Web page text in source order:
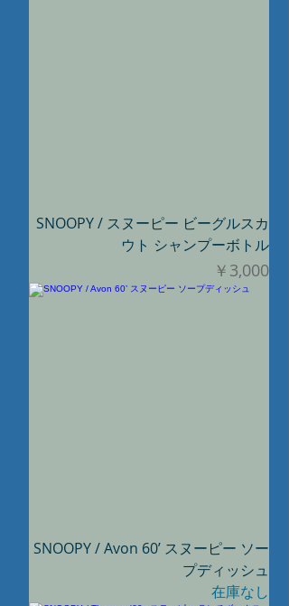
SNOOPY / スヌーピー ビーグルスカ
ウト シャンプーボトル
価格
￥3,000
SNOOPY / Avon 60’ スヌーピー ソー
プディッシュ
在庫なし